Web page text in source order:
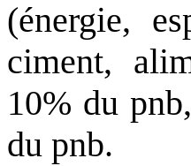
(énergie,
ciment,
10% du
du pnb.